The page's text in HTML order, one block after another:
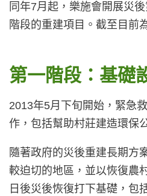
同年7月起，樂施會開展災
階段的重建項目。截至目前
第一階段：基礎
2013年5月下旬開始，緊急
作，包括幫助村莊建造環保
隨著政府的災後重建長期方
較迫切的地區，並以恢復農
日後災後恢復打下基礎，包